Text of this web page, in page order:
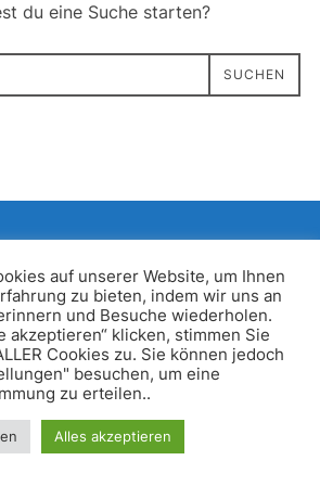
du eine Suche starten?
SUCHEN
Theme von WPZOOM
auf unserer Website, um Ihnen
zu bieten, indem wir uns an
und Besuche wiederholen.
akzeptieren“ klicken, stimmen Sie
Cookies zu. Sie können jedoch
besuchen, um eine
zu erteilen..
Alles akzeptieren